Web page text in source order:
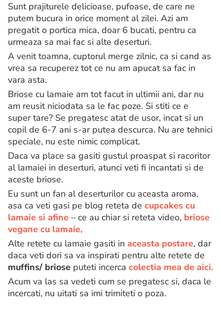
Sunt prajiturele delicioase, pufoase, de care ne
putem bucura in orice moment al zilei. Azi am
pregatit o portica mica, doar 6 bucati, pentru ca
urmeaza sa mai fac si alte deserturi.
A venit toamna, cuptorul merge zilnic, ca si cand as
vrea sa recuperez tot ce nu am apucat sa fac in
vara asta.
Briose cu lamaie am tot facut in ultimii ani, dar nu
am reusit niciodata sa le fac poze. Si stiti ce e
super tare? Se pregatesc atat de usor, incat si un
copil de 6-7 ani s-ar putea descurca. Nu are tehnici
speciale, nu este nimic complicat.
Daca va place sa gasiti gustul proaspat si racoritor
al lamaiei in deserturi, atunci veti fi incantati si de
aceste briose.
Eu sunt un fan al deserturilor cu aceasta aroma,
asa ca veti gasi pe blog reteta de cupcakes cu
lamaie si afine – ce au chiar si reteta video, briose
vegane cu lamaie,
Alte retete cu lamaie gasiti in aceasta postare, dar
daca veti dori sa va inspirati pentru alte retete de
muffins/ briose puteti incerca colectia mea de aici.
Acum va las sa vedeti cum se pregatesc si, daca le
incercati, nu uitati sa imi trimiteti o poza.